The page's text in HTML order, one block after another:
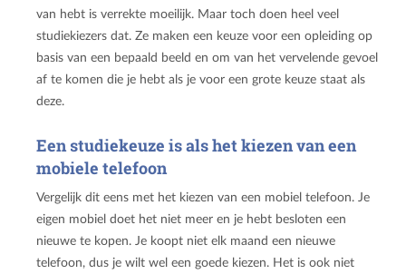
van hebt is verrekte moeilijk. Maar toch doen heel veel
studiekiezers dat. Ze maken een keuze voor een opleiding op
basis van een bepaald beeld en om van het vervelende gevoel
af te komen die je hebt als je voor een grote keuze staat als
deze.
Een studiekeuze is als het kiezen van een
mobiele telefoon
Vergelijk dit eens met het kiezen van een mobiel telefoon. Je
eigen mobiel doet het niet meer en je hebt besloten een
nieuwe te kopen. Je koopt niet elk maand een nieuwe
telefoon, dus je wilt wel een goede kiezen. Het is ook niet